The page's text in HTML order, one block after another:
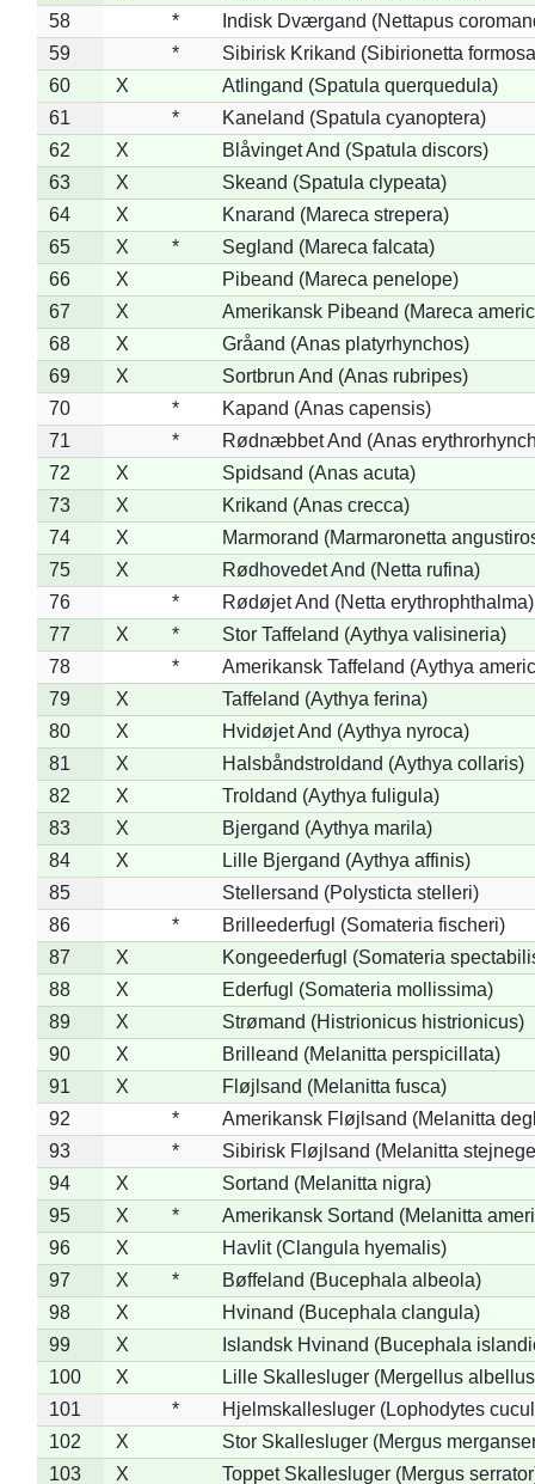
58
*
Indisk Dværgand (Nettapus
59
*
Sibirisk Krikand (Sibirionetta
60
X
Atlingand (Spatula querquedula)
61
*
Kaneland (Spatula cyanoptera)
62
X
Blåvinget And (Spatula discors)
63
X
Skeand (Spatula clypeata)
64
X
Knarand (Mareca strepera)
65
X *
Segland (Mareca falcata)
66
X
Pibeand (Mareca penelope)
67
X
Amerikansk Pibeand (Mareca
68
X
Gråand (Anas platyrhynchos)
69
X
Sortbrun And (Anas rubripes)
70
*
Kapand (Anas capensis)
71
*
Rødnæbbet And (Anas
72
X
Spidsand (Anas acuta)
73
X
Krikand (Anas crecca)
74
X
Marmorand (Marmaronetta
75
X
Rødhovedet And (Netta rufina)
76
*
Rødøjet And (Netta erythrophthalma)
77
X *
Stor Taffeland (Aythya valisineria)
78
*
Amerikansk Taffeland (Aythya
79
X
Taffeland (Aythya ferina)
80
X
Hvidøjet And (Aythya nyroca)
81
X
Halsbåndstroldand (Aythya collaris)
82
X
Troldand (Aythya fuligula)
83
X
Bjergand (Aythya marila)
84
X
Lille Bjergand (Aythya affinis)
85
Stellersand (Polysticta stelleri)
86
*
Brilleederfugl (Somateria fischeri)
87
X
Kongeederfugl (Somateria
88
X
Ederfugl (Somateria mollissima)
89
X
Strømand (Histrionicus histrionicus)
90
X
Brilleand (Melanitta perspicillata)
91
X
Fløjlsand (Melanitta fusca)
92
*
Amerikansk Fløjlsand (Melanitta
93
*
Sibirisk Fløjlsand (Melanitta
94
X
Sortand (Melanitta nigra)
95
X *
Amerikansk Sortand (Melanitta
96
X
Havlit (Clangula hyemalis)
97
X *
Bøffeland (Bucephala albeola)
98
X
Hvinand (Bucephala clangula)
99
X
Islandsk Hvinand (Bucephala
100
X
Lille Skallesluger (Mergellus
101
*
Hjelmskallesluger (Lophodytes
102
X
Stor Skallesluger (Mergus
103
X Toppet Skallesluger (Mergus